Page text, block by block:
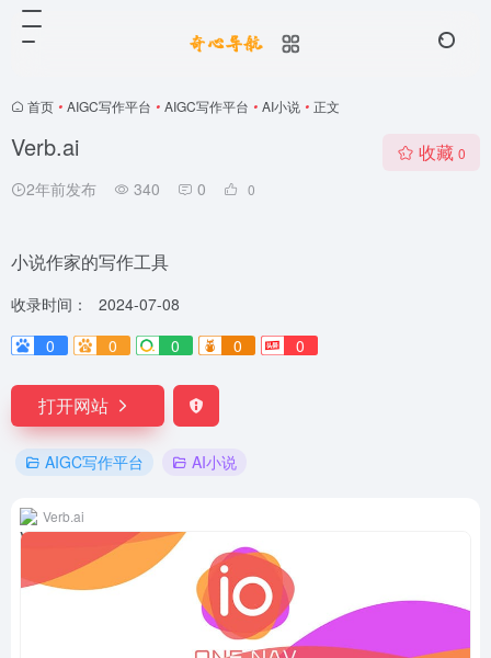
首页 • AIGC写作平台 • AIGC写作平台 • AI小说 • 正文
Verb.ai
2年前发布 340 0 0
收藏 0
小说作家的写作工具
收录时间：
2024-07-08
0
0 0 0 0
打开网站
AIGC写作平台 AI小说
Verb.ai